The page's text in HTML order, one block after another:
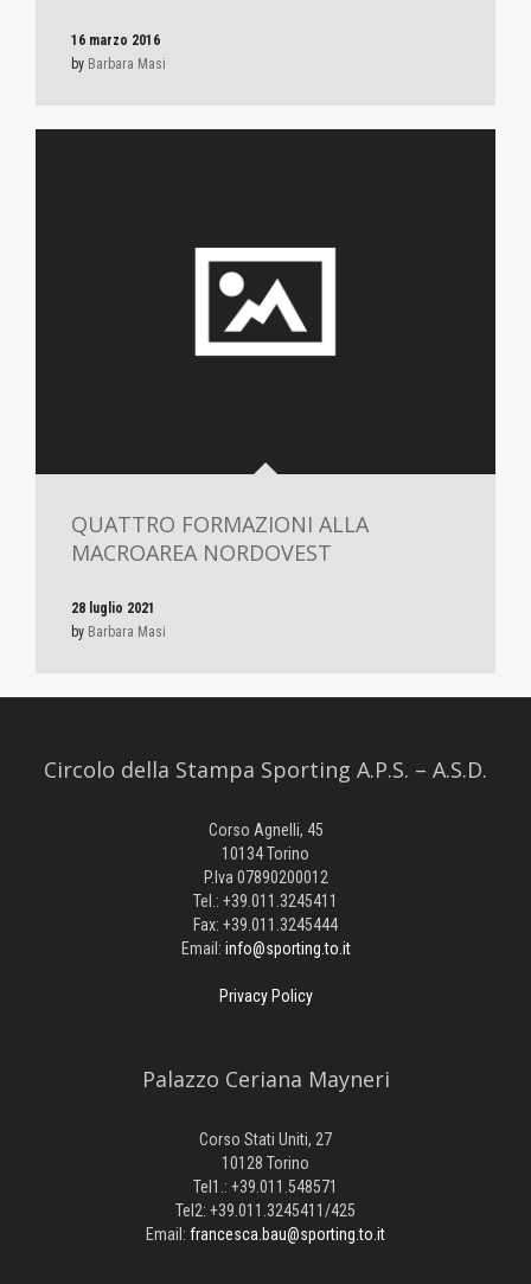
16 marzo 2016
by Barbara Masi
QUATTRO FORMAZIONI ALLA
MACROAREA NORDOVEST
28 luglio 2021
by Barbara Masi
Circolo della Stampa Sporting A.P.S. – A.S.D.
Corso Agnelli, 45
10134 Torino
P.Iva 07890200012
Tel.: +39.011.3245411
Fax: +39.011.3245444
Email: info@sporting.to.it
Privacy Policy
Palazzo Ceriana Mayneri
Corso Stati Uniti, 27
10128 Torino
Tel1.: +39.011.548571
Tel2: +39.011.3245411/425
Email: francesca.bau@sporting.to.it